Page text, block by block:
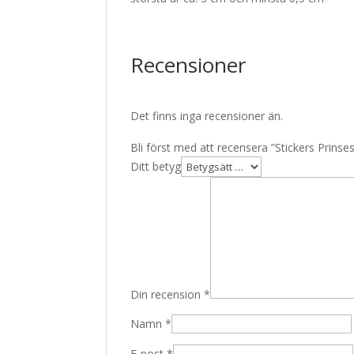
Recensioner
Det finns inga recensioner än.
Bli först med att recensera ”Stickers
Ditt betyg
Din recension*
Namn*